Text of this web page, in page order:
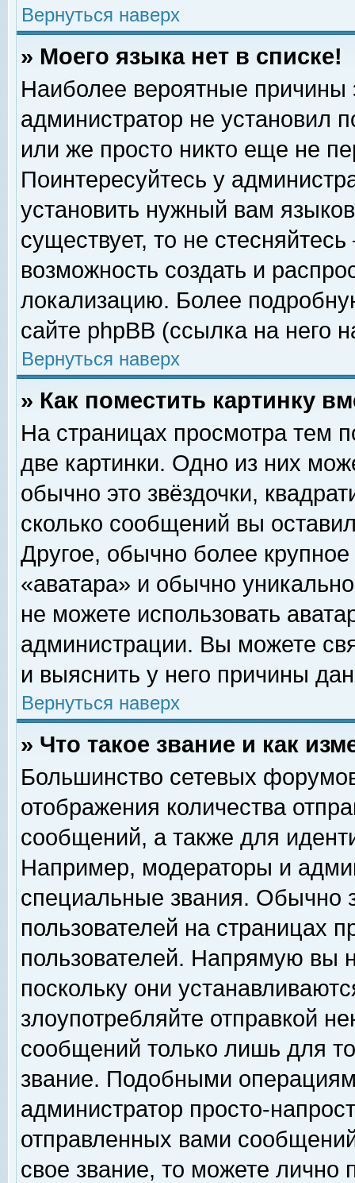
Вернуться наверх
» Моего языка нет в списке!
Наиболее вероятные причины
администратор не установил
или же просто никто еще не
Поинтересуйтесь у
установить нужный вам
существует, то не
возможность создать и
локализацию. Более
сайте phpBB (ссылка на него
Вернуться наверх
» Как поместить картинку
На страницах просмотра тем
две картинки. Одно из них
обычно это звёздочки,
сколько сообщений вы
Другое, обычно более
«аватара» и обычно
не можете использовать
администрации. Вы можете
и выяснить у него причины
Вернуться наверх
» Что такое звание и как
Большинство сетевых
отображения количества
сообщений, а также для
Например, модераторы и
специальные звания. Обычно
пользователей на страницах
пользователей. Напрямую вы
поскольку они
злоупотребляйте отправкой
сообщений только лишь для
звание. Подобными
администратор просто-
отправленных вами
свое звание, то можете лично